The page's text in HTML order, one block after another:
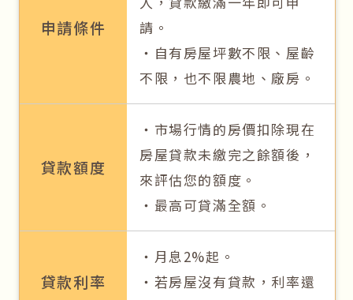
申請條件
請。
‧自有房屋坪數不限、屋齡
不限，也不限農地、廠房。
貸款額度
‧市場行情的房價扣除現在
房屋貸款未繳完之餘額後，
來評估您的額度。
‧最高可貸滿全額。
貸款利率
‧月息2%起。
‧若房屋沒有貸款，利率還